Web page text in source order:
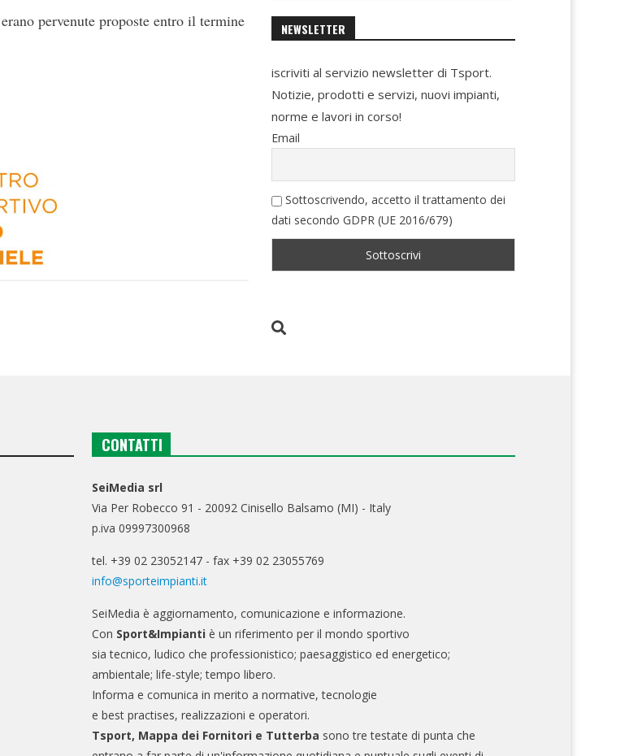
pervenute proposte entro il termine
NEWSLETTER
iscriviti al servizio newsletter di Tsport.
Notizie, prodotti e servizi, nuovi impianti,
norme e lavori in corso!
Email
Sottoscrivendo, accetto il trattamento dei
dati secondo GDPR (UE 2016/679)
CONTATTI
SeiMedia srl
Via Per Robecco 91 - 20092 Cinisello Balsamo (MI) - Italy
p.iva 09997300968
tel. +39 02 23052147 - fax +39 02 23055769
info@sporteimpianti.it
SeiMedia è aggiornamento, comunicazione e informazione.
Con Sport&Impianti è un riferimento per il mondo sportivo
sia tecnico, ludico che professionistico; paesaggistico ed energetico;
ambientale; life-style; tempo libero.
Informa e comunica in merito a normative, tecnologie
e best practises, realizzazioni e operatori.
Tsport, Mappa dei Fornitori e Tutterba sono tre testate di punta che